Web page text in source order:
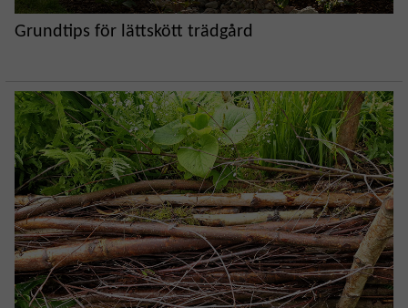
Grundtips för lättskött trädgård